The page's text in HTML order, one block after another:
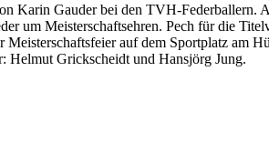
Karin Gauder bei den TVH-
um Meisterschaftsehren. Pech für die
auf dem Sportplatz am
Helmut Grickscheidt und Hansjörg Jung.